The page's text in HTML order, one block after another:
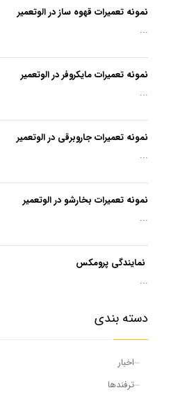
نمونه تعمیرات قهوه ساز در الوتعمیر
...
نمونه تعمیرات مایکروفر در الوتعمیر
...
نمونه تعمیرات جاروبرقی در الوتعمیر
...
نمونه تعمیرات بخارشو در الوتعمیر
...
نمایندگی پرومکس
...
دسته بندی
اخبار
ترفندها